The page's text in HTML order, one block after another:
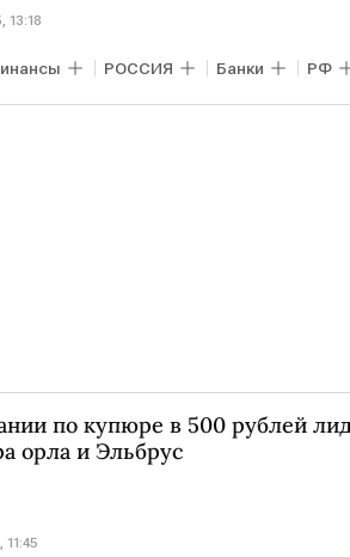
13:18
РОССИЯ Банки РФ
по купюре в 500 рублей
орла и Эльбрус